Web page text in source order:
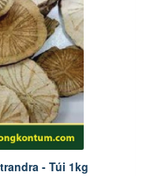
- Túi 1kg